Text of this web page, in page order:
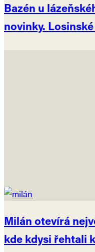
Bazén u
novinky.
Milán otevírá
kde kdysi řehtali